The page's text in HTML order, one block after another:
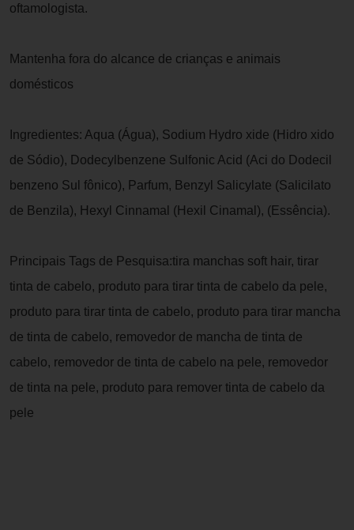
oftamologista.
Mantenha fora do alcance de crianças e animais
domésticos
Ingredientes: Aqua (Água), Sodium Hydro xide (Hidro xido
de Sódio), Dodecylbenzene Sulfonic Acid (Aci do Dodecil
benzeno Sul fônico), Parfum, Benzyl Salicylate (Salicilato
de Benzila), Hexyl Cinnamal (Hexil Cinamal), (Essência).
Principais Tags de Pesquisa:tira manchas soft hair, tirar
tinta de cabelo, produto para tirar tinta de cabelo da pele,
produto para tirar tinta de cabelo, produto para tirar mancha
de tinta de cabelo, removedor de mancha de tinta de
cabelo, removedor de tinta de cabelo na pele, removedor
de tinta na pele, produto para remover tinta de cabelo da
pele